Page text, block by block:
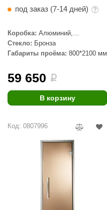
печи
тепла
под заказ (7-14 дней)
Коробка: Алюминий,
Серебристый профиль
Стекло: Бронза
Габариты проёма: 800*2100 мм
59 650 i
В корзину
Код: 0807996